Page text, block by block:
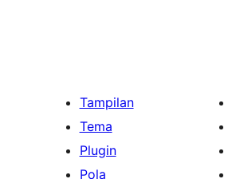
Tampilan
Tema
Plugin
Pola